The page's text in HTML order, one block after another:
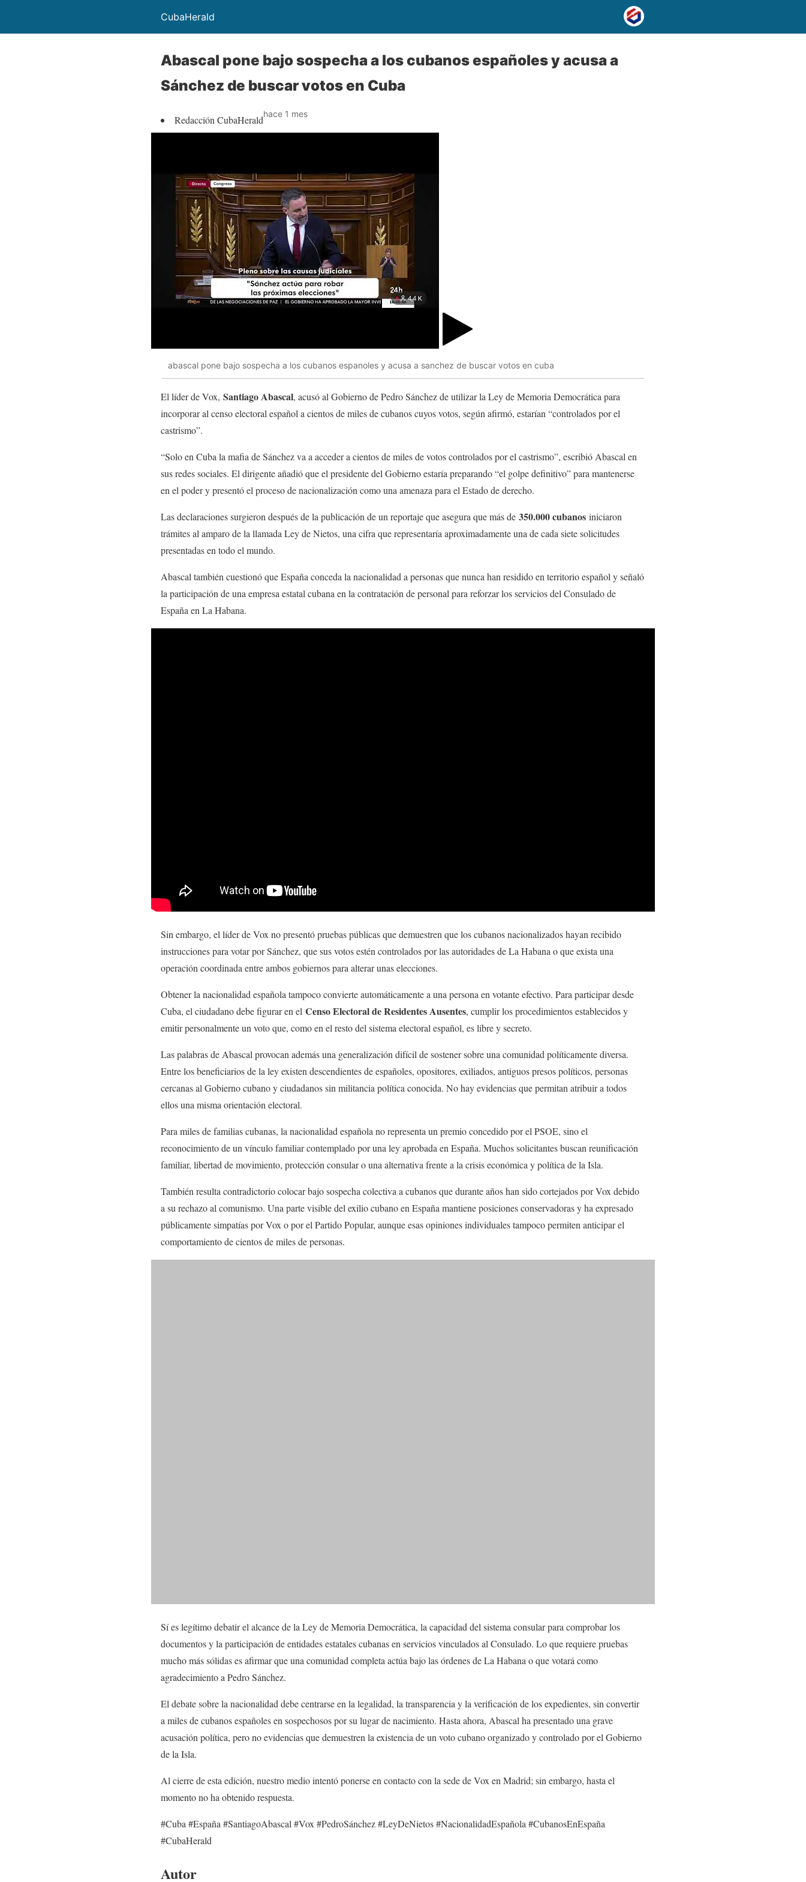
CubaHerald
Abascal pone bajo sospecha a los cubanos españoles y acusa a
Sánchez de buscar votos en Cuba
Redacción CubaHeraldhace 1 mes
abascal pone bajo sospecha a los cubanos espanoles y acusa a sanchez de buscar votos en cuba
El líder de Vox, Santiago Abascal, acusó al Gobierno de Pedro Sánchez de utilizar la Ley de Memoria Democrática para
incorporar al censo electoral español a cientos de miles de cubanos cuyos votos, según afirmó, estarían “controlados por el
castrismo”.
“Solo en Cuba la mafia de Sánchez va a acceder a cientos de miles de votos controlados por el castrismo”, escribió Abascal en
sus redes sociales. El dirigente añadió que el presidente del Gobierno estaría preparando “el golpe definitivo” para mantenerse
en el poder y presentó el proceso de nacionalización como una amenaza para el Estado de derecho.
Las declaraciones surgieron después de la publicación de un reportaje que asegura que más de 350.000 cubanos iniciaron
trámites al amparo de la llamada Ley de Nietos, una cifra que representaría aproximadamente una de cada siete solicitudes
presentadas en todo el mundo.
Abascal también cuestionó que España conceda la nacionalidad a personas que nunca han residido en territorio español y señaló
la participación de una empresa estatal cubana en la contratación de personal para reforzar los servicios del Consulado de
España en La Habana.
Sin embargo, el líder de Vox no presentó pruebas públicas que demuestren que los cubanos nacionalizados hayan recibido
instrucciones para votar por Sánchez, que sus votos estén controlados por las autoridades de La Habana o que exista una
operación coordinada entre ambos gobiernos para alterar unas elecciones.
Obtener la nacionalidad española tampoco convierte automáticamente a una persona en votante efectivo. Para participar desde
Cuba, el ciudadano debe figurar en el Censo Electoral de Residentes Ausentes, cumplir los procedimientos establecidos y
emitir personalmente un voto que, como en el resto del sistema electoral español, es libre y secreto.
Las palabras de Abascal provocan además una generalización difícil de sostener sobre una comunidad políticamente diversa.
Entre los beneficiarios de la ley existen descendientes de españoles, opositores, exiliados, antiguos presos políticos, personas
cercanas al Gobierno cubano y ciudadanos sin militancia política conocida. No hay evidencias que permitan atribuir a todos
ellos una misma orientación electoral.
Para miles de familias cubanas, la nacionalidad española no representa un premio concedido por el PSOE, sino el
reconocimiento de un vínculo familiar contemplado por una ley aprobada en España. Muchos solicitantes buscan reunificación
familiar, libertad de movimiento, protección consular o una alternativa frente a la crisis económica y política de la Isla.
También resulta contradictorio colocar bajo sospecha colectiva a cubanos que durante años han sido cortejados por Vox debido
a su rechazo al comunismo. Una parte visible del exilio cubano en España mantiene posiciones conservadoras y ha expresado
públicamente simpatías por Vox o por el Partido Popular, aunque esas opiniones individuales tampoco permiten anticipar el
comportamiento de cientos de miles de personas.
Sí es legítimo debatir el alcance de la Ley de Memoria Democrática, la capacidad del sistema consular para comprobar los
documentos y la participación de entidades estatales cubanas en servicios vinculados al Consulado. Lo que requiere pruebas
mucho más sólidas es afirmar que una comunidad completa actúa bajo las órdenes de La Habana o que votará como
agradecimiento a Pedro Sánchez.
El debate sobre la nacionalidad debe centrarse en la legalidad, la transparencia y la verificación de los expedientes, sin convertir
a miles de cubanos españoles en sospechosos por su lugar de nacimiento. Hasta ahora, Abascal ha presentado una grave
acusación política, pero no evidencias que demuestren la existencia de un voto cubano organizado y controlado por el Gobierno
de la Isla.
Al cierre de esta edición, nuestro medio intentó ponerse en contacto con la sede de Vox en Madrid; sin embargo, hasta el
momento no ha obtenido respuesta.
#Cuba #España #SantiagoAbascal #Vox #PedroSánchez #LeyDeNietos #NacionalidadEspañola #CubanosEnEspaña
#CubaHerald
Autor